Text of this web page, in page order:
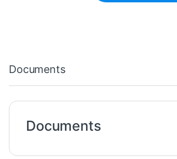
Documents
Documents